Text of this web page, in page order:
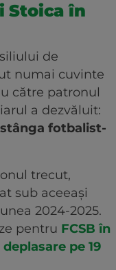
Stoica în
de
numai cuvinte
către patronul
a dezvăluit:
fotbalist-
trecut,
sub aceeași
2024-2025.
pentru FCSB în
pe 19